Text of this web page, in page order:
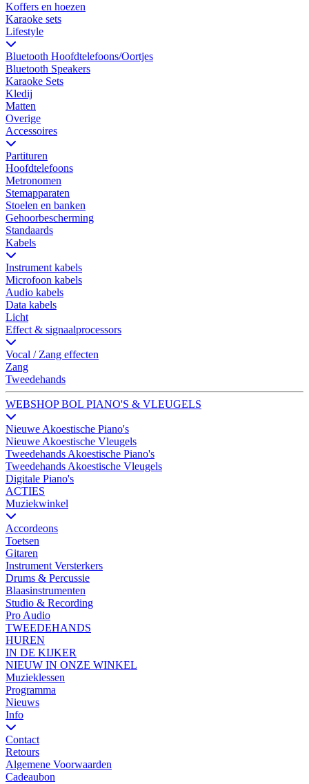
Koffers en hoezen
Karaoke sets
Lifestyle
Bluetooth Hoofdtelefoons/Oortjes
Bluetooth Speakers
Karaoke Sets
Kledij
Matten
Overige
Accessoires
Partituren
Hoofdtelefoons
Metronomen
Stemapparaten
Stoelen en banken
Gehoorbescherming
Standaards
Kabels
Instrument kabels
Microfoon kabels
Audio kabels
Data kabels
Licht
Effect & signaalprocessors
Vocal / Zang effecten
Zang
Tweedehands
WEBSHOP BOL PIANO'S & VLEUGELS
Nieuwe Akoestische Piano's
Nieuwe Akoestische Vleugels
Tweedehands Akoestische Piano's
Tweedehands Akoestische Vleugels
Digitale Piano's
ACTIES
Muziekwinkel
Accordeons
Toetsen
Gitaren
Instrument Versterkers
Drums & Percussie
Blaasinstrumenten
Studio & Recording
Pro Audio
TWEEDEHANDS
HUREN
IN DE KIJKER
NIEUW IN ONZE WINKEL
Muzieklessen
Programma
Nieuws
Info
Contact
Retours
Algemene Voorwaarden
Cadeaubon